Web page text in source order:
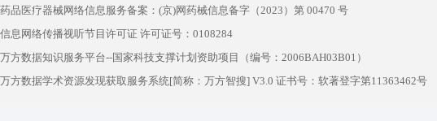
药品医疗器械网络信息服务备案：(京)网药械信息备字（2023）第 00470 号
信息网络传播视听节目许可证 许可证号：0108284
万方数据知识服务平台--国家科技支撑计划资助项目（编号：2006BAH03B01）
万方数据学术资源发现获取服务系统[简称：万方智搜] V3.0 证书号：软著登字第11363462号